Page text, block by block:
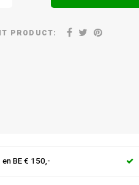
PRODUCT:
BE € 150,-